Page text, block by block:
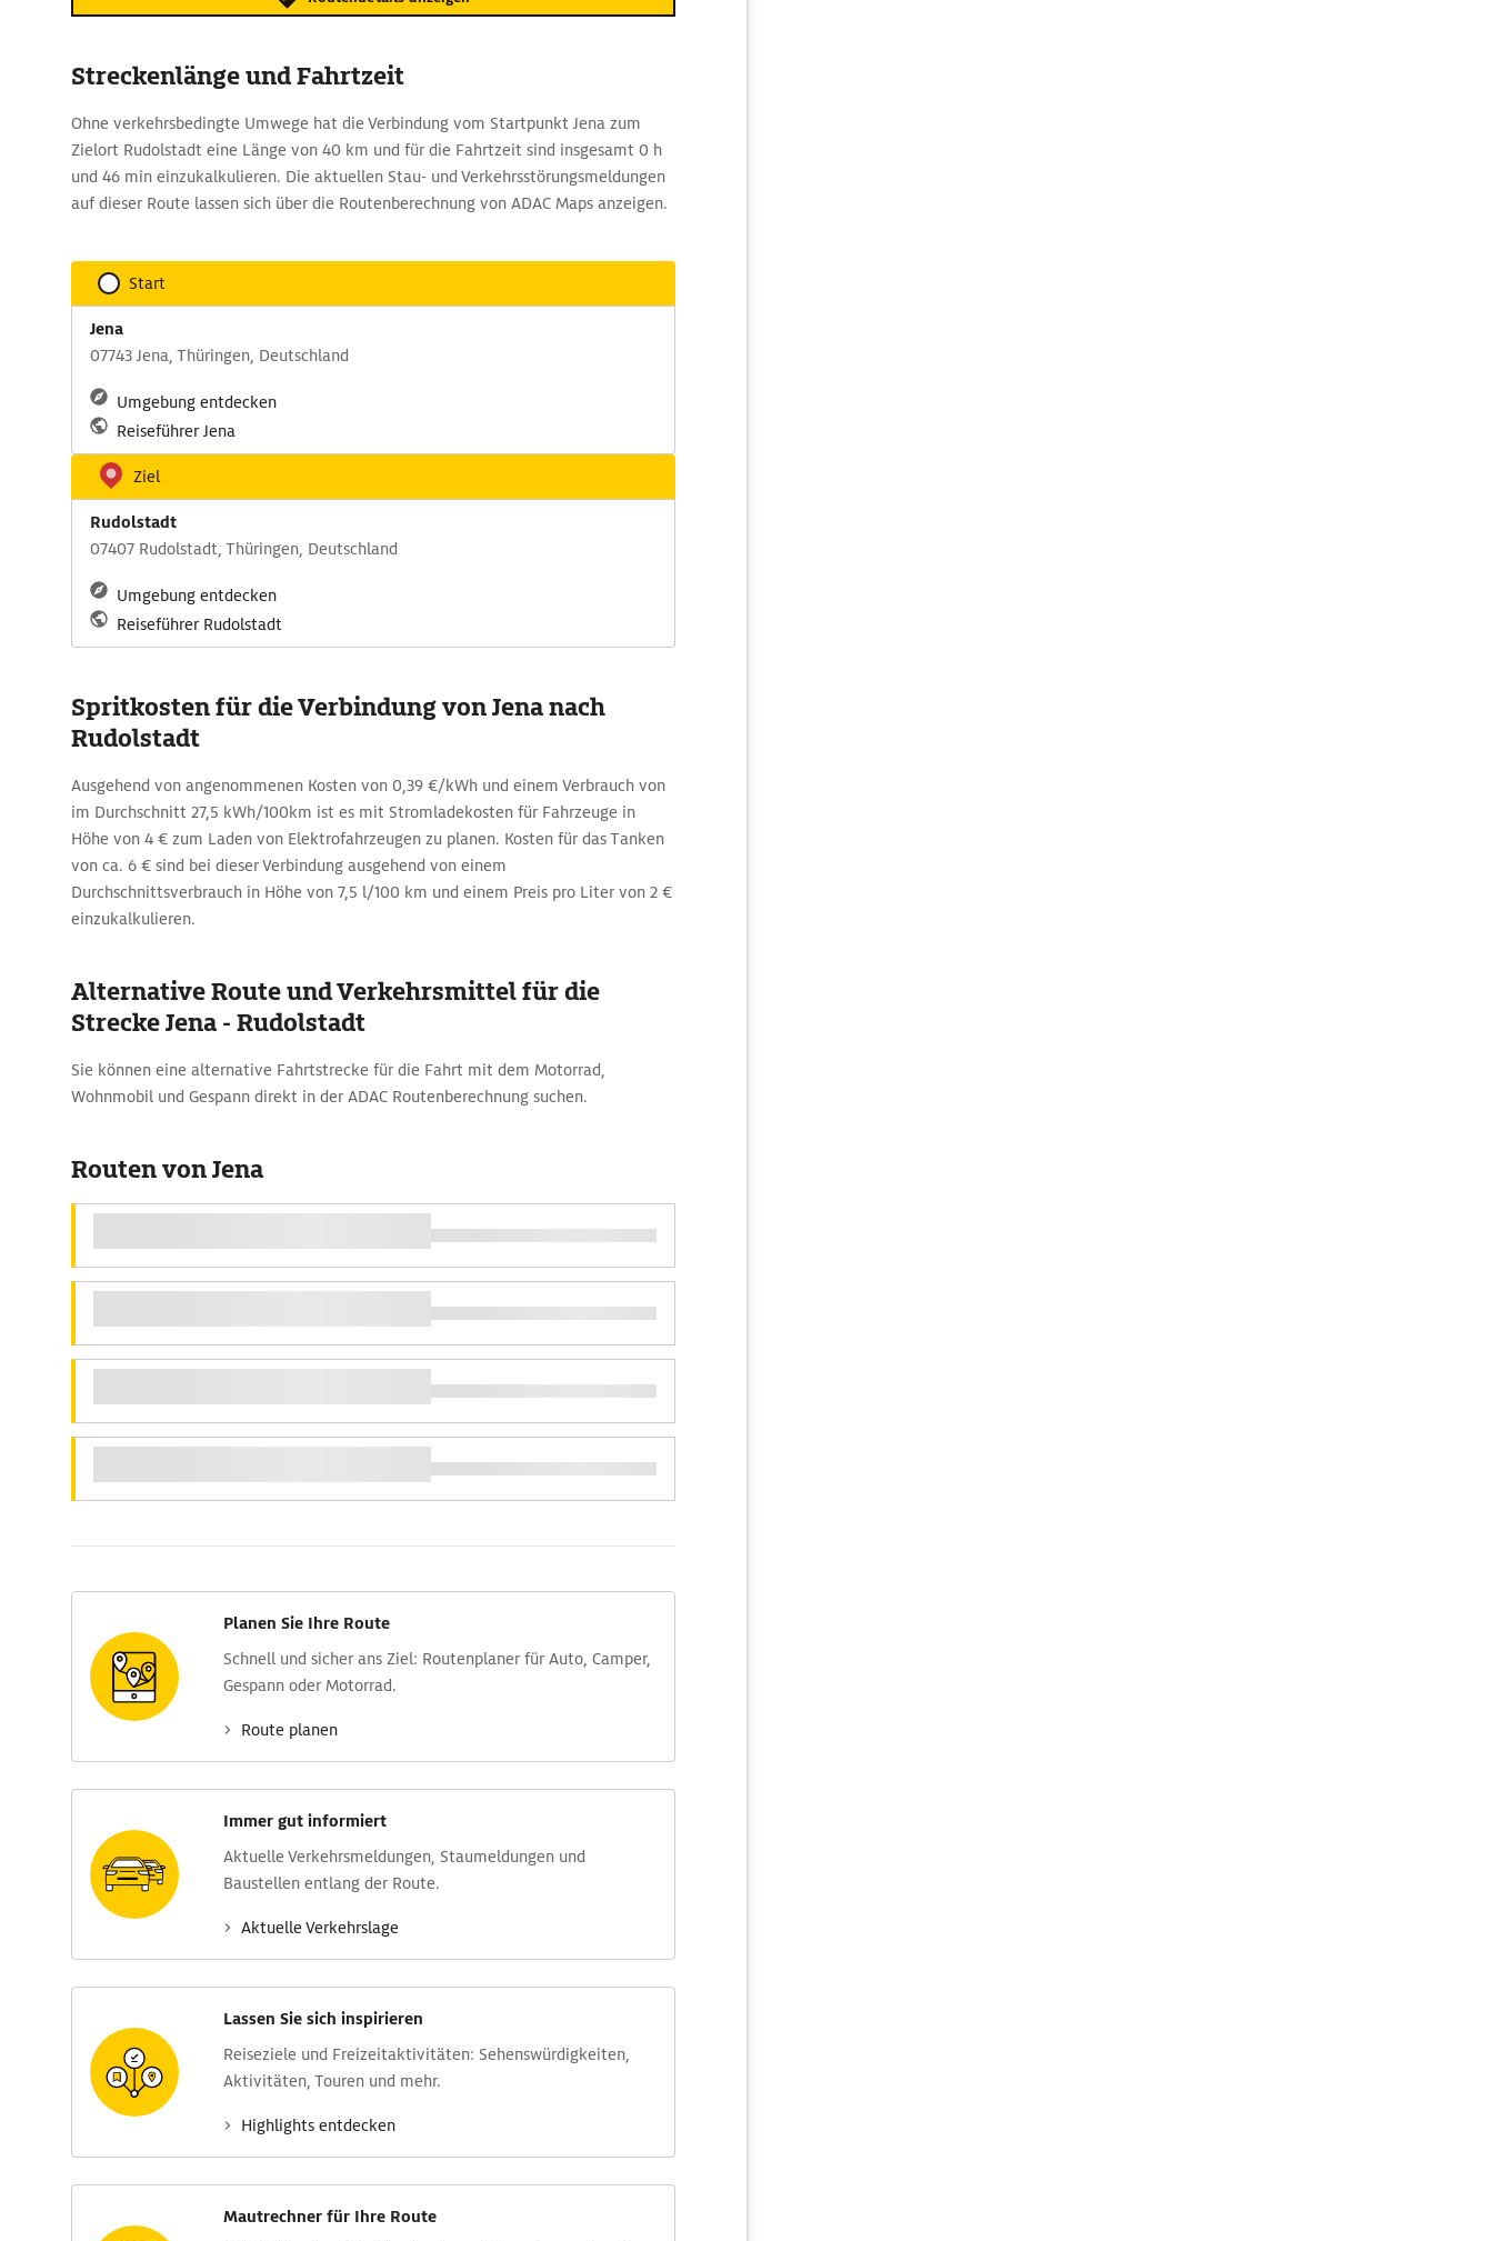
Streckenlänge und Fahrtzeit
Ohne verkehrsbedingte Umwege hat die Verbindung vom Startpunkt Jena zum
Zielort Rudolstadt eine Länge von 40 km und für die Fahrtzeit sind insgesamt 0 h
und 46 min einzukalkulieren. Die aktuellen Stau- und Verkehrsstörungsmeldungen
auf dieser Route lassen sich über die Routenberechnung von ADAC Maps anzeigen.
Start
Jena
07743 Jena, Thüringen, Deutschland
Umgebung entdecken
Reiseführer Jena
Ziel
Rudolstadt
07407 Rudolstadt, Thüringen, Deutschland
Umgebung entdecken
Reiseführer Rudolstadt
Spritkosten für die Verbindung von Jena nach
Rudolstadt
Ausgehend von angenommenen Kosten von 0,39 €/kWh und einem Verbrauch von
im Durchschnitt 27,5 kWh/100km ist es mit Stromladekosten für Fahrzeuge in
Höhe von 4 € zum Laden von Elektrofahrzeugen zu planen. Kosten für das Tanken
von ca. 6 € sind bei dieser Verbindung ausgehend von einem
Durchschnittsverbrauch in Höhe von 7,5 l/100 km und einem Preis pro Liter von 2 €
einzukalkulieren.
Alternative Route und Verkehrsmittel für die
Strecke Jena - Rudolstadt
Sie können eine alternative Fahrtstrecke für die Fahrt mit dem Motorrad,
Wohnmobil und Gespann direkt in der ADAC Routenberechnung suchen.
Routen von Jena
Planen Sie Ihre Route
Schnell und sicher ans Ziel: Routen­planer für Auto, Camper,
Gespann oder Motorrad.
Route planen
Immer gut informiert
Aktuelle Verkehrs­meldungen, Stau­meldungen und
Baustellen entlang der Route.
Aktuelle Verkehrs­lage
Lassen Sie sich inspirieren
Reise­ziele und Freizeit­aktivitäten: Sehens­würdig­keiten,
Aktivitäten, Touren und mehr.
Highlights entdecken
Mautrechner für Ihre Route